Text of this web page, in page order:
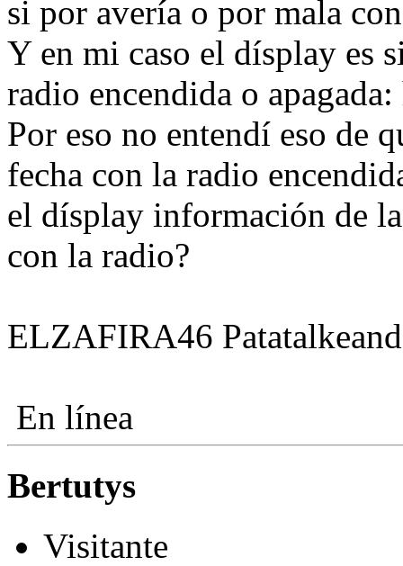
si por avería o por mala
Y en mi caso el dísplay es
radio encendida o
Por eso no entendí eso de
fecha con la radio
el dísplay información de
con la radio?
ELZAFIRA46
En línea
Bertutys
Visitante